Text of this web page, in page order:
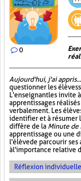
0
Aujourd'hui, j'ai appris...
questionner les élèves
L'enseignant les invite
apprentissages
verbalement. Les
identifier et à résumer
diffère de la Minute
apprentissage ou une
l'élève de parcourir
à l'importance relative
Réflexion